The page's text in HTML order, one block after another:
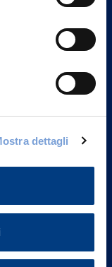
dettagli